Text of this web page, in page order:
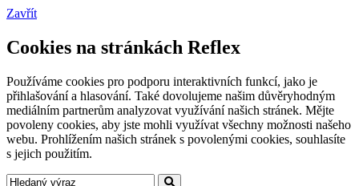
Zavřít
Cookies na stránkách Reflex
Používáme cookies pro podporu interaktivních funkcí, jako je
přihlašování a hlasování. Také dovolujeme našim důvěryhodným
mediálním partnerům analyzovat využívání našich stránek. Mějte
povoleny cookies, aby jste mohli využívat všechny možnosti našeho
webu. Prohlížením našich stránek s povolenými cookies, souhlasíte
s jejich použitím.